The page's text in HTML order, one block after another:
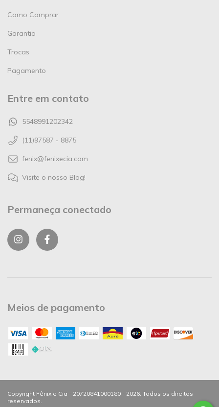
Como Comprar
Garantia
Trocas
Pagamento
Entre em contato
5548991202342
(11)97587 - 8875
fenix@fenixecia.com
Visite o nosso Blog!
Permaneça conectado
Meios de pagamento
Copyright Fênix e Cia - 20720841000180 - 2026. Todos os direitos
reservados.